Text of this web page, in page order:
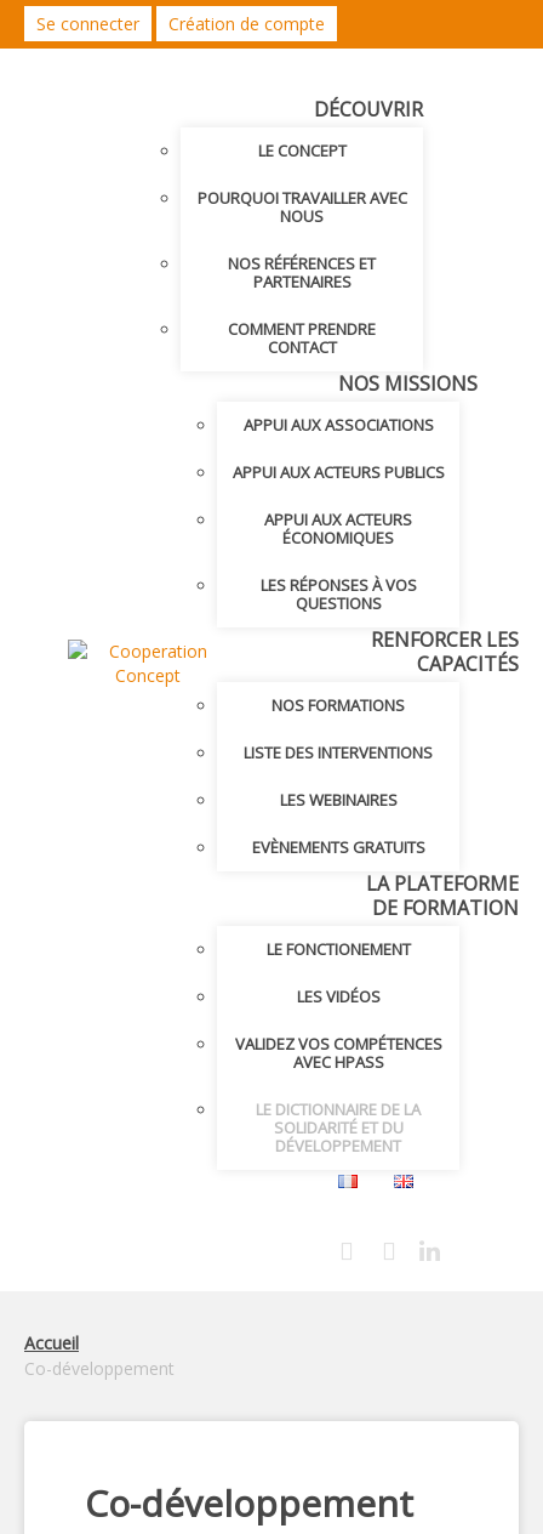
Se connecter Création de compte
DÉCOUVRIR
LE CONCEPT
POURQUOI TRAVAILLER AVEC
NOUS
NOS RÉFÉRENCES ET
PARTENAIRES
COMMENT PRENDRE
CONTACT
NOS MISSIONS
APPUI AUX ASSOCIATIONS
APPUI AUX ACTEURS PUBLICS
APPUI AUX ACTEURS
ÉCONOMIQUES
LES RÉPONSES À VOS
QUESTIONS
RENFORCER LES
CAPACITÉS
NOS FORMATIONS
LISTE DES INTERVENTIONS
LES WEBINAIRES
EVÈNEMENTS GRATUITS
LA PLATEFORME
DE FORMATION
LE FONCTIONEMENT
LES VIDÉOS
VALIDEZ VOS COMPÉTENCES
AVEC HPASS
LE DICTIONNAIRE DE LA
SOLIDARITÉ ET DU
DÉVELOPPEMENT
Accueil
Co-développement
Co-développement